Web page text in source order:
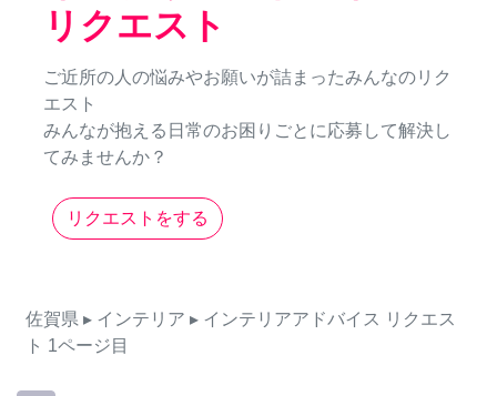
リクエスト
ご近所の人の悩みやお願いが詰まったみんなのリク
エスト
みんなが抱える日常のお困りごとに応募して解決し
てみませんか？
リクエストをする
佐賀県 ▸ インテリア ▸ インテリアアドバイス リクエス
ト 1ページ目